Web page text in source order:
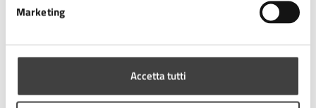
Marketing
Accetta tutti
cesenacultura@comune.cesena.fc.it
E-mail:malatestiana@comune.cesena.fc.it